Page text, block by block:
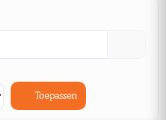
Toepassen